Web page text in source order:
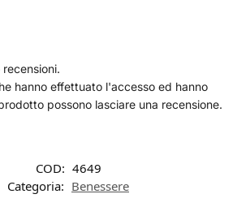
hanno effettuato l'accesso ed hanno
possono lasciare una recensione.
COD: 4649
Categoria: Benessere